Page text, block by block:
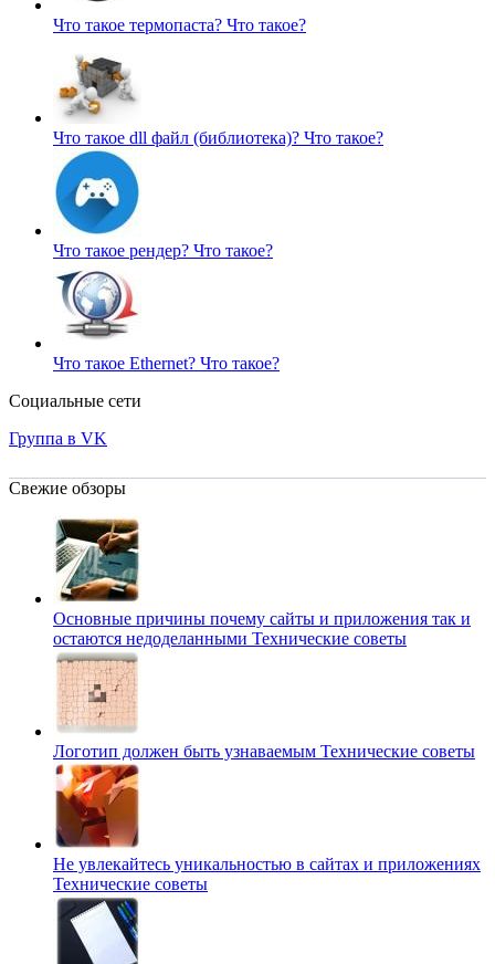
Что такое термопаста? Что такое?
Что такое dll файл (библиотека)? Что такое?
Что такое рендер? Что такое?
Что такое Ethernet? Что такое?
Социальные сети
Группа в VK
Свежие обзоры
Основные причины почему сайты и приложения так и
остаются недоделанными Технические советы
Логотип должен быть узнаваемым Технические советы
Не увлекайтесь уникальностью в сайтах и приложениях
Технические советы